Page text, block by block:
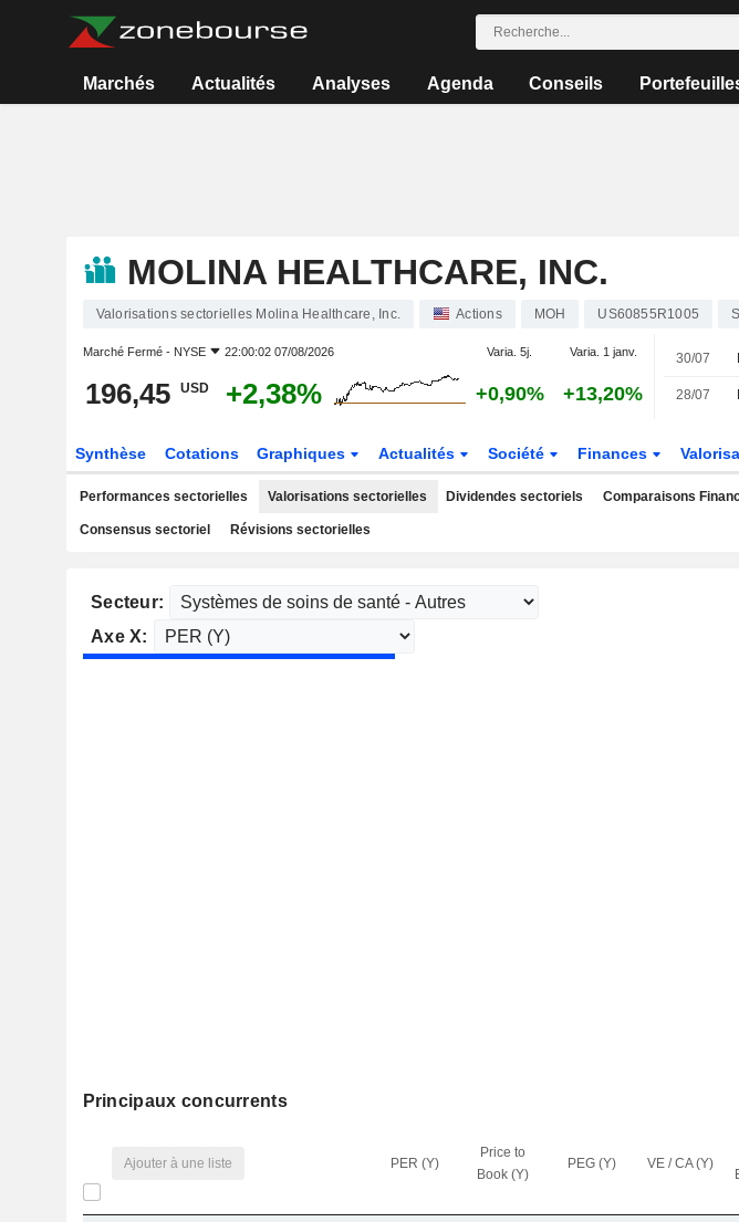
Marchés Actualités Analyses Agenda Conseils
MOLINA HEALTHCARE, INC.
Valorisations sectorielles Molina Healthcare, Inc. Actions MOH US60855R1005
Marché Fermé - NYSE 22:00:02 07/08/2026 Varia. 5j. Varia. 1 janv.
196,45 USD +2,38% +0,90% +13,20%
30/07
28/07
Synthèse Cotations Graphiques Actualités Société Finances
Performances sectorielles Valorisations sectorielles Dividendes sectoriels Comparaisons
Consensus sectoriel Révisions sectorielles
Secteur:
Axe X:
Principaux concurrents
Ajouter à une liste PER (Y)
Price to
Book (Y)
PEG (Y) VE / CA (Y)